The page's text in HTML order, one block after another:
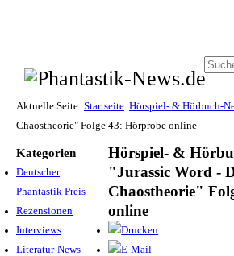
Aktuelle Seite: Startseite Hörspiel- & Hörbuch-
Chaostheorie" Folge 43: Hörprobe online
Kategorien
Deutscher
Phantastik Preis
Rezensionen
Interviews
Literatur-News
Hörspiel- &
"Jurassic Word -
Chaostheorie"
online